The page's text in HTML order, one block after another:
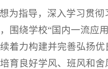
为指导，深入学习贯
围绕学校“国内一流应
着力构建并完善弘扬
育良好学风、班风和舍